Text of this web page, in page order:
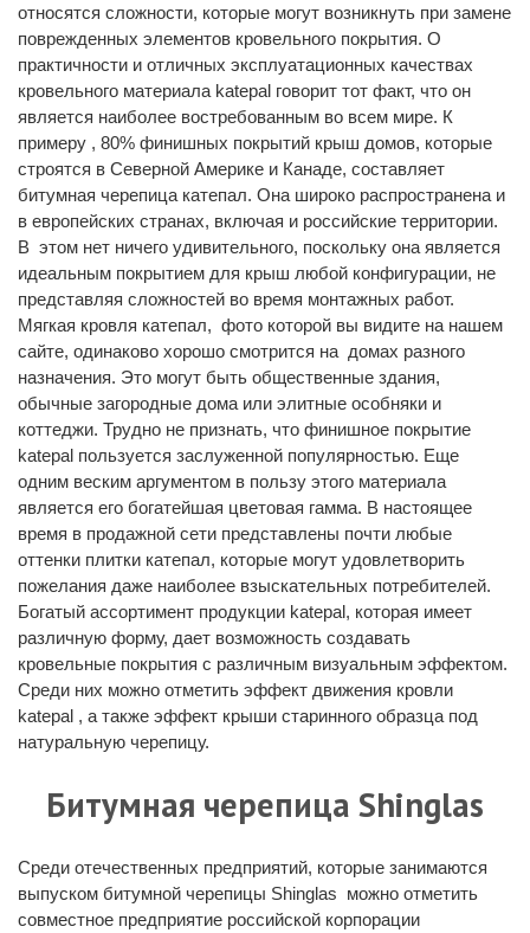
относятся сложности, которые могут возникнуть при замене
поврежденных элементов кровельного покрытия. О
практичности и отличных эксплуатационных качествах
кровельного материала katepal говорит тот факт, что он
является наиболее востребованным во всем мире. К
примеру , 80% финишных покрытий крыш домов, которые
строятся в Северной Америке и Канаде, составляет
битумная черепица катепал. Она широко распространена и
в европейских странах, включая и российские территории.
В этом нет ничего удивительного, поскольку она является
идеальным покрытием для крыш любой конфигурации, не
представляя сложностей во время монтажных работ.
Мягкая кровля катепал, фото которой вы видите на нашем
сайте, одинаково хорошо смотрится на домах разного
назначения. Это могут быть общественные здания,
обычные загородные дома или элитные особняки и
коттеджи. Трудно не признать, что финишное покрытие
katepal пользуется заслуженной популярностью. Еще
одним веским аргументом в пользу этого материала
является его богатейшая цветовая гамма. В настоящее
время в продажной сети представлены почти любые
оттенки плитки катепал, которые могут удовлетворить
пожелания даже наиболее взыскательных потребителей.
Богатый ассортимент продукции katepal, которая имеет
различную форму, дает возможность создавать
кровельные покрытия с различным визуальным эффектом.
Среди них можно отметить эффект движения кровли
katepal , а также эффект крыши старинного образца под
натуральную черепицу.
Битумная черепица Shinglas
Среди отечественных предприятий, которые занимаются
выпуском битумной черепицы Shinglas можно отметить
совместное предприятие российской корпорации